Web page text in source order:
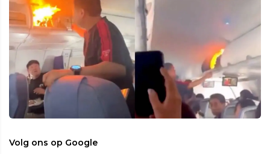
Volg ons op Google